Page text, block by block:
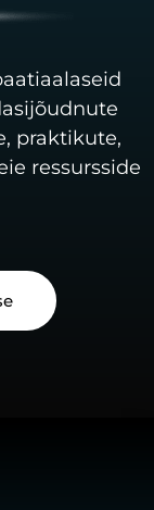
praktikute,
ressursside